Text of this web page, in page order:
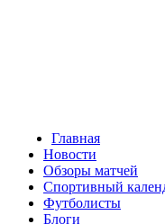
Главная
Новости
Обзоры матчей
Спортивный
Футболисты
Блоги